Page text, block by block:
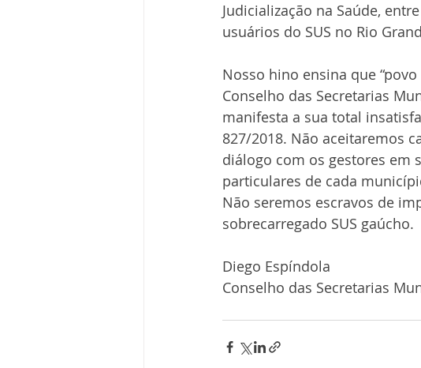
Judicialização na Saúde,
usuários do SUS no Rio
Nosso hino ensina que
Conselho das Secretarias
manifesta a sua total
827/2018. Não aceitaremos
diálogo com os gestores em
particulares de cada
Não seremos escravos de
sobrecarregado SUS gaúcho.
Diego Espíndola
Conselho das Secretarias